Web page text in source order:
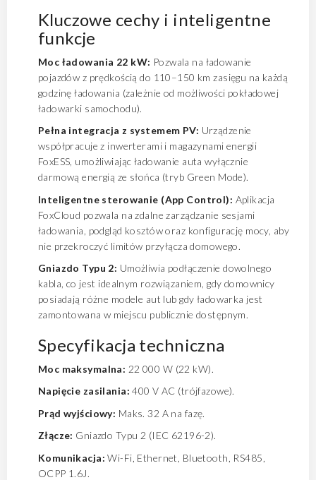
Kluczowe cechy i inteligentne
funkcje
Moc ładowania 22 kW: Pozwala na ładowanie
pojazdów z prędkością do 110–150 km zasięgu na każdą
godzinę ładowania (zależnie od możliwości pokładowej
ładowarki samochodu).
Pełna integracja z systemem PV: Urządzenie
współpracuje z inwerterami i magazynami energii
FoxESS, umożliwiając ładowanie auta wyłącznie
darmową energią ze słońca (tryb Green Mode).
Inteligentne sterowanie (App Control): Aplikacja
FoxCloud pozwala na zdalne zarządzanie sesjami
ładowania, podgląd kosztów oraz konfigurację mocy, aby
nie przekroczyć limitów przyłącza domowego.
Gniazdo Typu 2: Umożliwia podłączenie dowolnego
kabla, co jest idealnym rozwiązaniem, gdy domownicy
posiadają różne modele aut lub gdy ładowarka jest
zamontowana w miejscu publicznie dostępnym.
Specyfikacja techniczna
Moc maksymalna: 22 000 W (22 kW).
Napięcie zasilania: 400 V AC (trójfazowe).
Prąd wyjściowy: Maks. 32 A na fazę.
Złącze: Gniazdo Typu 2 (IEC 62196-2).
Komunikacja: Wi-Fi, Ethernet, Bluetooth, RS485,
OCPP 1.6J.